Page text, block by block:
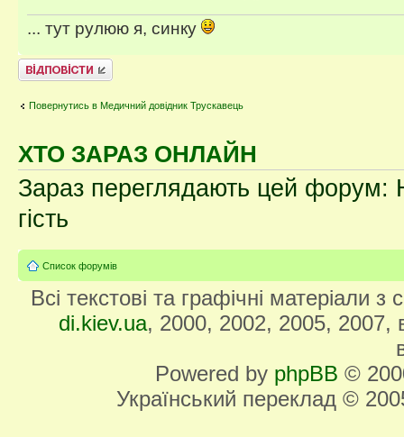
... тут рулюю я, синку
Відповісти
Повернутись в Медичний довідник Трускавець
ХТО ЗАРАЗ ОНЛАЙН
Зараз переглядають цей форум:
гість
Список форумів
Всі текстові та графічні матеріали
di.kiev.ua, 2000, 2002, 2005, 2007,
Powered by phpBB ©
Український переклад ©